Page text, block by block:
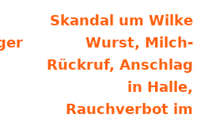
Nächster
Beitrag
Skandal um Wilke
Wurst, Milch-
Rückruf, Anschlag
in Halle,
Rauchverbot im